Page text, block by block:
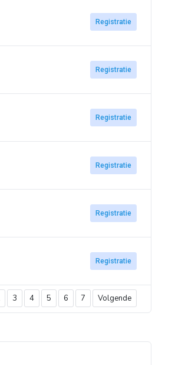
Registratie
Registratie
Registratie
Registratie
Registratie
Registratie
3 4 5 6 7 Volgende